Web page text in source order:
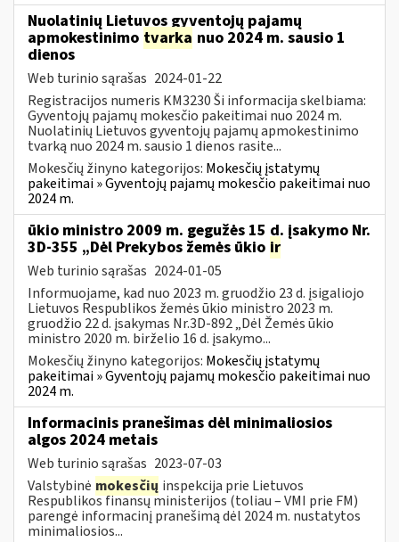
Nuolatinių Lietuvos gyventojų pajamų
apmokestinimo tvarka nuo 2024 m. sausio 1
dienos
Web turinio sąrašas 2024-01-22
Registracijos numeris KM3230 Ši informacija skelbiama:
Gyventojų pajamų mokesčio pakeitimai nuo 2024 m.
Nuolatinių Lietuvos gyventojų pajamų apmokestinimo
tvarką nuo 2024 m. sausio 1 dienos rasite...
Mokesčių žinyno kategorijos: Mokesčių įstatymų
pakeitimai » Gyventojų pajamų mokesčio pakeitimai nuo
2024 m.
ūkio ministro 2009 m. gegužės 15 d. įsakymo Nr.
3D-355 „Dėl Prekybos žemės ūkio ir
Web turinio sąrašas 2024-01-05
Informuojame, kad nuo 2023 m. gruodžio 23 d. įsigaliojo
Lietuvos Respublikos žemės ūkio ministro 2023 m.
gruodžio 22 d. įsakymas Nr.3D-892 „Dėl Žemės ūkio
ministro 2020 m. birželio 16 d. įsakymo...
Mokesčių žinyno kategorijos: Mokesčių įstatymų
pakeitimai » Gyventojų pajamų mokesčio pakeitimai nuo
2024 m.
Informacinis pranešimas dėl minimaliosios
algos 2024 metais
Web turinio sąrašas 2023-07-03
Valstybinė mokesčių inspekcija prie Lietuvos
Respublikos finansų ministerijos (toliau – VMI prie FM)
parengė informacinį pranešimą dėl 2024 m. nustatytos
minimaliosios...